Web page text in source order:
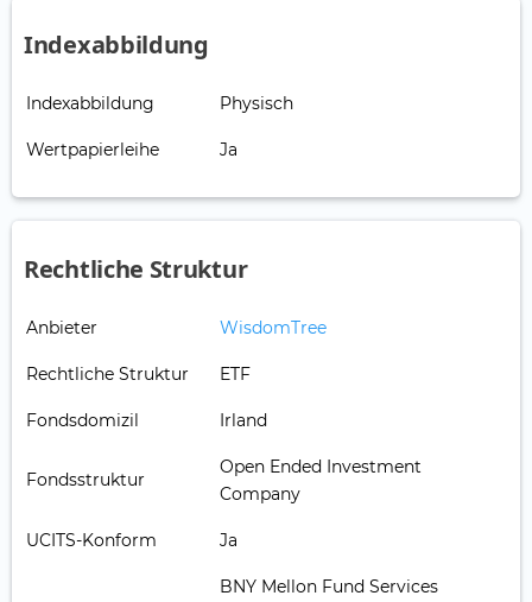
Indexabbildung
Indexabbildung Physisch
Wertpapierleihe Ja
Rechtliche Struktur
Anbieter WisdomTree
Rechtliche Struktur ETF
Fondsdomizil Irland
Fondsstruktur
Open Ended Investment
Company
UCITS-Konform Ja
BNY Mellon Fund Services